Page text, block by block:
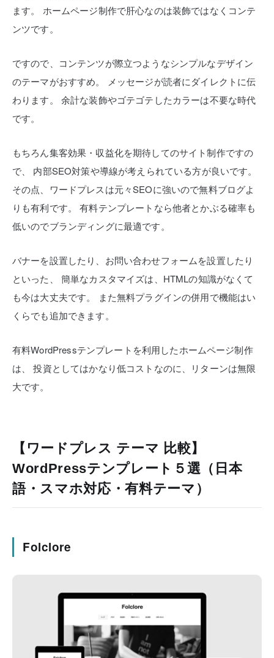
ます。
ホームページ制作で肝心なのは装飾ではなくコンテ
ンツです。
ですので、コンテンツが際立つようなシンプルなデザイン
のテーマがおすすめ。
メッセージが読者にダイレクトに伝
わります。
余計な装飾やゴテゴテしたカラーは不要な時代
です。
もちろん集客効果・収益化を期待してのサイト制作ですの
で、
内部SEO対策や導線が考えられている方が良いです。
その点、ワードプレスは元々SEOに強いので無料ブログよ
りも有利です。
有料テンプレートなら他者とかぶる確率も
低いのでブランディングに最適です。
バナーを設置したり、お問い合わせフォームを設置したり
といった、
簡単なカスタマイズは、HTMLの知識がなくて
も今は大丈夫です。
また無料プラグインの併用で機能はい
くらでも追加できます。
有料WordPressテンプレートを利用したホームページ制作
は、
投資としてはかなり低コストなのに、リターンは無限
大です。
【ワードプレス テーマ 比較】
WordPressテンプレート５選（日本
語・スマホ対応・有料テーマ）
Folclore